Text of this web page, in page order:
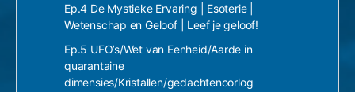
Ep.4 De Mystieke Ervaring | Esoterie |
Wetenschap en Geloof | Leef je geloof!
Ep.5 UFO’s/Wet van Eenheid/Aarde in
quarantaine
dimensies/Kristallen/gedachtenoorlog